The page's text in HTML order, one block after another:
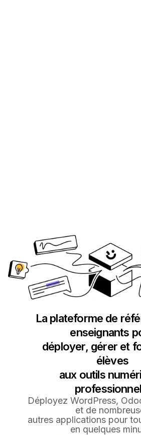
La plateforme de
enseignants
déployer, gérer et
élèves
aux outils
Déployez WordPress,
et de
autres applications pour
en quelques